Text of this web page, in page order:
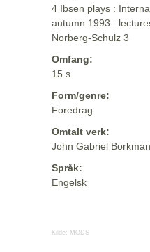
4 Ibsen plays :
autumn 1993 :
Norberg-Schulz 3
Omfang:
15 s.
Form/genre:
Foredrag
Omtalt verk:
John Gabriel
Språk:
Engelsk
Kilde: MODS